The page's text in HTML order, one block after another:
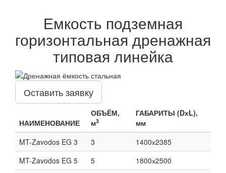
Емкость подземная
горизонтальная дренажная
типовая линейка
Оставить заявку
НАИМЕНОВАНИЕ
ОБЪЁМ,
м3
ГАБАРИТЫ (DхL),
мм
MT-Zavodos EG 3
3
1400х2385
MT-Zavodos EG 5
5
1800х2500